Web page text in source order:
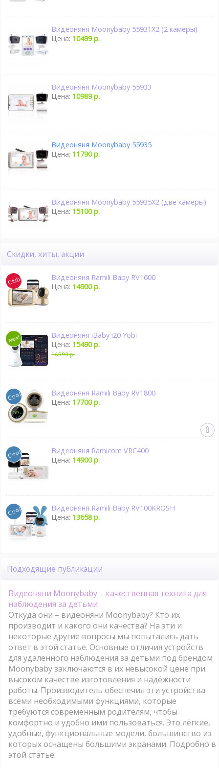
Видеоняня Moonybaby 55931X2 (2 камеры)
Цена: 10499 р.
Видеоняня Moonybaby 55933
Цена: 10989 р.
Видеоняня Moonybaby 55935
Цена: 11790 р.
Видеоняня Moonybaby 55935X2 (две камеры)
Цена: 15100 р.
Скидки, хиты, акции
Видеоняня Ramili Baby RV1600
Цена: 14900 р.
Видеоняня iBaby i20 Yobi
Цена: 15490 р.
16990 р.
Видеоняня Ramili Baby RV1800
Цена: 17700 р.
Видеоняня Ramicom VRC400
Цена: 14900 р.
Видеоняня Ramili Baby RV100KROSH
Цена: 13658 р.
Подходящие публикации
Видеоняни Moonybaby – качественная техника для
наблюдения за детьми
Откуда они – видеоняни Moonybaby? Кто их
производит и какого они качества? На эти и
некоторые другие вопросы мы попытались дать
ответ в этой статье. Основные отличия устройств
для удаленного наблюдения за детьми под брендом
Moonybaby заключаются в их невысокой цене при
высоком качестве изготовления и надёжности
работы. Производитель обеспечил эти устройства
всеми необходимыми функциями, которые
требуются современным родителям, чтобы
комфортно и удобно ими пользоваться. Это лёгкие,
удобные, функциональные модели, большинство из
которых оснащены большими экранами. Подробно в
этой статье.